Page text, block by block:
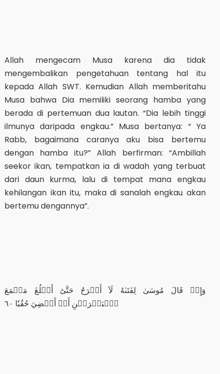
Allah mengecam Musa karena dia tidak
mengembalikan pengetahuan tentang hal itu
kepada Allah SWT. Kemudian Allah memberitahu
Musa bahwa Dia memiliki seorang hamba yang
berada di pertemuan dua lautan. “Dia lebih tinggi
ilmunya daripada engkau.” Musa bertanya: “ Ya
Rabb, bagaimana caranya aku bisa bertemu
dengan hamba itu?” Allah berfirman: “Ambillah
seekor ikan, tempatkan ia di wadah yang terbuat
dari daun kurma, lalu di tempat mana engkau
kehilangan ikan itu, maka di sanalah engkau akan
bertemu dengannya”.
وَإِذۡ قَالَ مُوسَىٰ لِفَتَىٰهُ لَآ أَبۡرَحُ حَتَّىٰٓ أَبۡلُغَ مَجۡمَعَ
ٱلۡبَحۡرَيۡنِ أَوۡ أَمۡضِيَ حُقُبٗا ٦٠